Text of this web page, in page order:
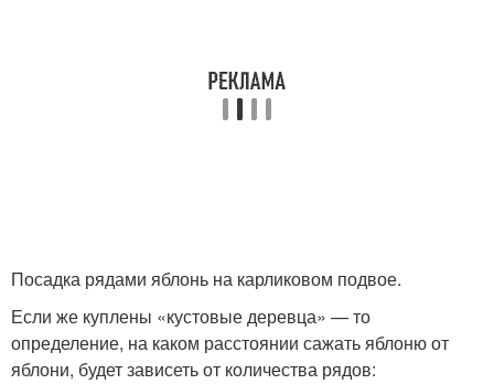
Посадка рядами яблонь на карликовом подвое.
Если же куплены «кустовые деревца» — то
определение, на каком расстоянии сажать яблоню от
яблони, будет зависеть от количества рядов: